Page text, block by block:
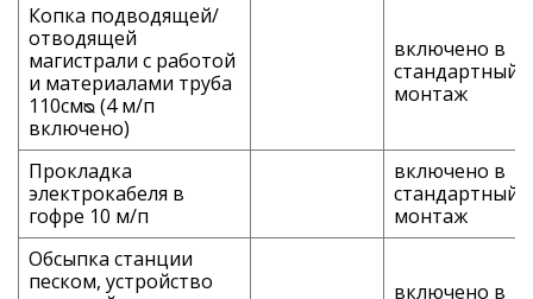
Копка подводящей/
отводящей
магистрали с работой
и материалами труба
110смᴓ (4 м/п
включено)
включено в
стандартный
монтаж
Прокладка
электрокабеля в
гофре 10 м/п
включено в
стандартный
монтаж
Обсыпка станции
песком, устройство
включено в